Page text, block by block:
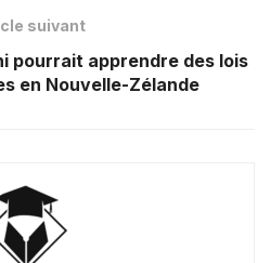
suivant
pourrait apprendre des lois
en Nouvelle-Zélande